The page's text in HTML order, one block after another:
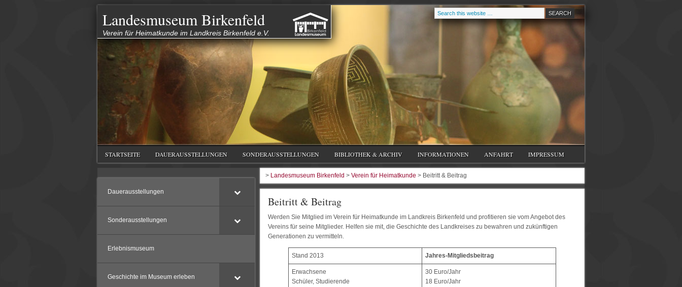
Landesmuseum Birkenfeld
Verein für Heimatkunde im Landkreis Birkenfeld e.V.
STARTSEITE DAUERAUSSTELLUNGEN SONDERAUSSTELLUNGEN BIBLIOTHEK & ARCHIV INFORMATIONEN ANFAHRT IMPRESSUM
> Landesmuseum Birkenfeld > Verein für Heimatkunde > Beitritt & Beitrag
Beitritt & Beitrag
Werden Sie Mitglied im Verein für Heimatkunde im Landkreis Birkenfeld und profitieren sie vom Angebot des
Vereins für seine Mitglieder. Helfen sie mit, die Geschichte des Landkreises zu bewahren und zukünftigen
Generationen zu vermitteln.
Stand 2013 Jahres-Mitgliedsbeitrag
Erwachsene
Schüler, Studierende
30 Euro/Jahr
18 Euro/Jahr
Dauerausstellungen
Sonderausstellungen
Erlebnismuseum
Geschichte im Museum erleben